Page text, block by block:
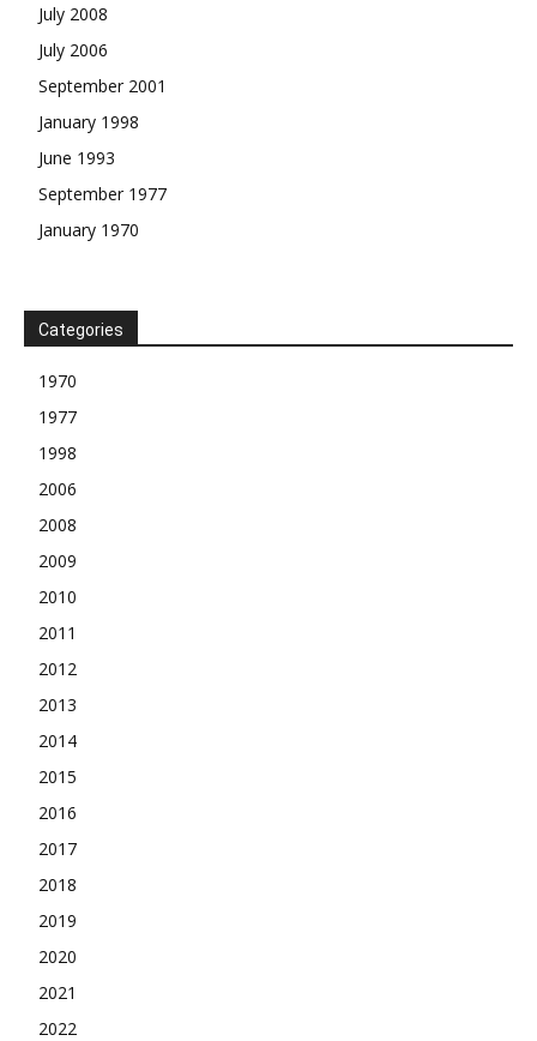
July 2008
July 2006
September 2001
January 1998
June 1993
September 1977
January 1970
Categories
1970
1977
1998
2006
2008
2009
2010
2011
2012
2013
2014
2015
2016
2017
2018
2019
2020
2021
2022